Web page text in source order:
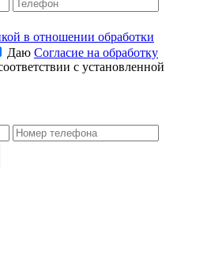
в отношении обработки
Даю Согласие на обработку
с установленной